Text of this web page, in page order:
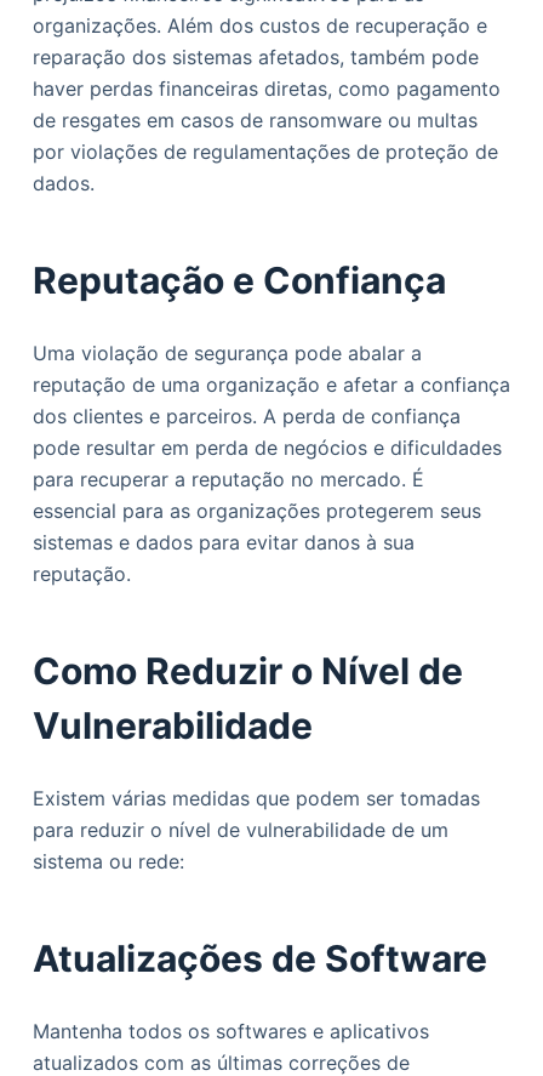
organizações. Além dos custos de recuperação e
reparação dos sistemas afetados, também pode
haver perdas financeiras diretas, como pagamento
de resgates em casos de ransomware ou multas
por violações de regulamentações de proteção de
dados.
Reputação e Confiança
Uma violação de segurança pode abalar a
reputação de uma organização e afetar a confiança
dos clientes e parceiros. A perda de confiança
pode resultar em perda de negócios e dificuldades
para recuperar a reputação no mercado. É
essencial para as organizações protegerem seus
sistemas e dados para evitar danos à sua
reputação.
Como Reduzir o Nível de
Vulnerabilidade
Existem várias medidas que podem ser tomadas
para reduzir o nível de vulnerabilidade de um
sistema ou rede:
Atualizações de Software
Mantenha todos os softwares e aplicativos
atualizados com as últimas correções de